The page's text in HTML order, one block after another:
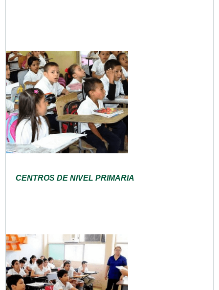
CENTROS DE NIVEL PRIMARIA